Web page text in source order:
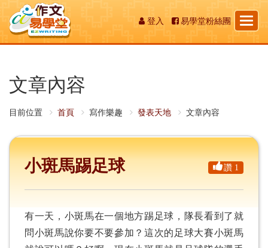
登入 易學堂粉絲團
文章內容
目前位置 首頁 寫作樂趣 發表天地 文章內容
小斑馬踢足球 讚 1
有一天，小斑馬在一個地方踢足球，隊長看到了就
問小斑馬說你要不要參加？這次的足球大賽小斑馬